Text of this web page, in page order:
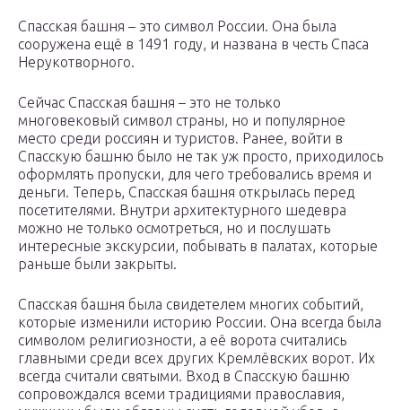
Спасская башня – это символ России. Она была
сооружена ещё в 1491 году, и названа в честь Спаса
Нерукотворного.
Сейчас Спасская башня – это не только
многовековый символ страны, но и популярное
место среди россиян и туристов. Ранее, войти в
Спасскую башню было не так уж просто, приходилось
оформлять пропуски, для чего требовались время и
деньги. Теперь, Спасская башня открылась перед
посетителями. Внутри архитектурного шедевра
можно не только осмотреться, но и послушать
интересные экскурсии, побывать в палатах, которые
раньше были закрыты.
Спасская башня была свидетелем многих событий,
которые изменили историю России. Она всегда была
символом религиозности, а её ворота считались
главными среди всех других Кремлёвских ворот. Их
всегда считали святыми. Вход в Спасскую башню
сопровождался всеми традициями православия,